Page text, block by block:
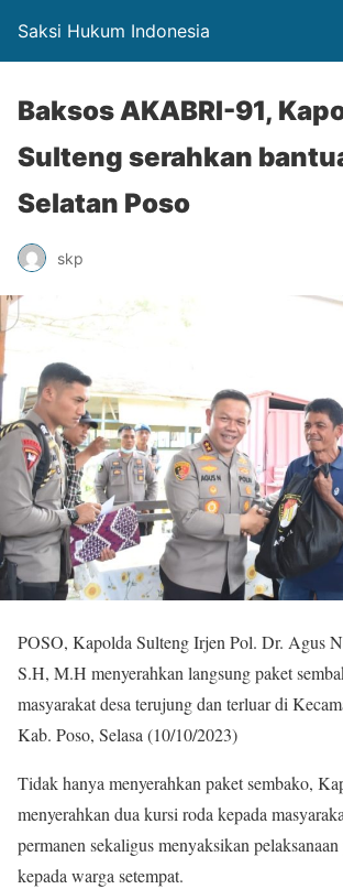
Saksi Hukum Indonesia
Baksos AKABRI-91,
Sulteng serahkan
Selatan Poso
skp
POSO, Kapolda Sulteng Irjen Pol. Dr. Agus
S.H, M.H menyerahkan langsung paket
masyarakat desa terujung dan terluar di
Kab. Poso, Selasa (10/10/2023)
Tidak hanya menyerahkan paket sembako,
menyerahkan dua kursi roda kepada
permanen sekaligus menyaksikan
kepada warga setempat.